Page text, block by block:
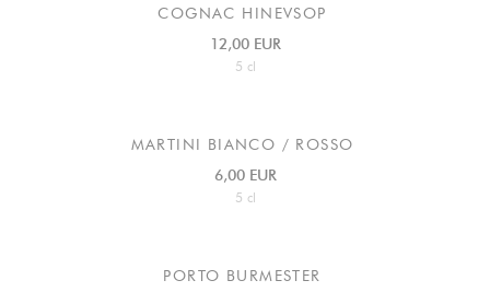
COGNAC HINEVSOP
12,00 EUR
5 cl
MARTINI BIANCO / ROSSO
6,00 EUR
5 cl
PORTO BURMESTER